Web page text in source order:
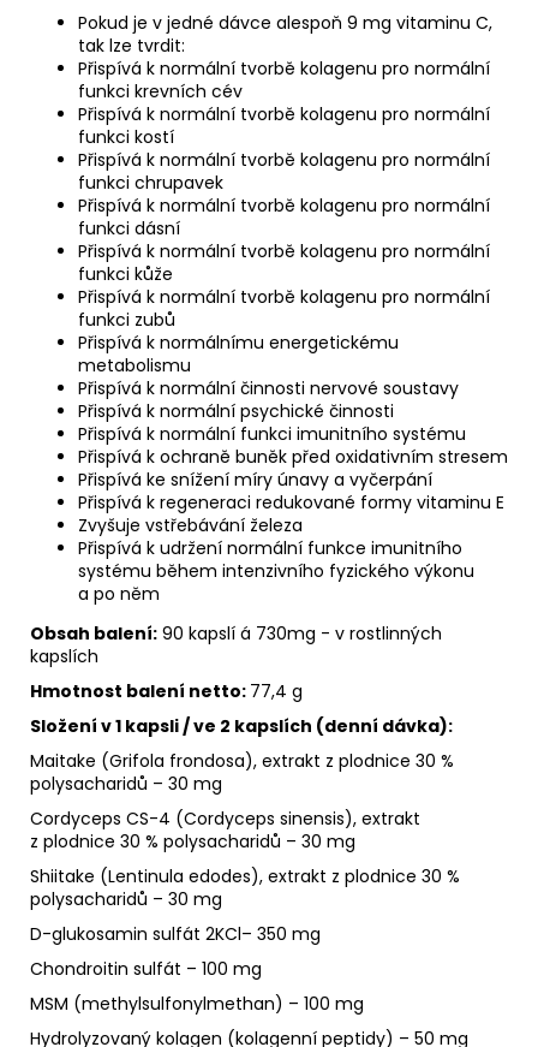
Pokud je v jedné dávce alespoň 9 mg vitaminu C,
tak lze tvrdit:
Přispívá k normální tvorbě kolagenu pro normální
funkci krevních cév
Přispívá k normální tvorbě kolagenu pro normální
funkci kostí
Přispívá k normální tvorbě kolagenu pro normální
funkci chrupavek
Přispívá k normální tvorbě kolagenu pro normální
funkci dásní
Přispívá k normální tvorbě kolagenu pro normální
funkci kůže
Přispívá k normální tvorbě kolagenu pro normální
funkci zubů
Přispívá k normálnímu energetickému
metabolismu
Přispívá k normální činnosti nervové soustavy
Přispívá k normální psychické činnosti
Přispívá k normální funkci imunitního systému
Přispívá k ochraně buněk před oxidativním stresem
Přispívá ke snížení míry únavy a vyčerpání
Přispívá k regeneraci redukované formy vitaminu E
Zvyšuje vstřebávání železa
Přispívá k udržení normální funkce imunitního
systému během intenzivního fyzického výkonu
a po něm
Obsah balení: 90 kapslí á 730mg - v rostlinných
kapslích
Hmotnost balení netto: 77,4 g
Složení v 1 kapsli / ve 2 kapslích (denní dávka):
Maitake (Grifola frondosa), extrakt z plodnice 30 %
polysacharidů – 30 mg
Cordyceps CS-4 (Cordyceps sinensis), extrakt
z plodnice 30 % polysacharidů – 30 mg
Shiitake (Lentinula edodes), extrakt z plodnice 30 %
polysacharidů – 30 mg
D-glukosamin sulfát 2KCl– 350 mg
Chondroitin sulfát – 100 mg
MSM (methylsulfonylmethan) – 100 mg
Hydrolyzovaný kolagen (kolagenní peptidy) – 50 mg